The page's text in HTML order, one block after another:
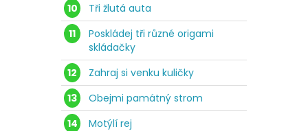
10
Tři žlutá auta
11
Poskládej tři různé origami
skládačky
12
Zahraj si venku kuličky
13
Obejmi památný strom
14
Motýlí rej